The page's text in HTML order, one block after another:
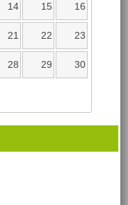
14 15 16
21 22 23
28 29 30